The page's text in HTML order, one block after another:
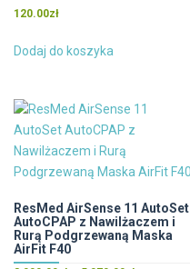
Oceniono
4.67
120.00zł
Dodaj do koszyka
ResMed AirSense 11 AutoSet
AutoCPAP z Nawilżaczem i
Rurą Podgrzewaną Maska
AirFit F40